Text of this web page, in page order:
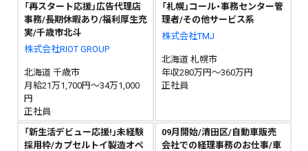
「再スタート応援」広告代理店
事務/長期休暇あり/福利厚生充
実/千歳市北斗
株式会社RIOT GROUP
北海道 千歳市
月給21万1,700円～34万1,000
円
正社員
「札幌」コール・事務センター管
理者/その他サービス系
株式会社TMJ
北海道 札幌市
年収280万円～360万円
正社員
「新生活デビュー応援!」未経験
採用枠/カプセルトイ製造オペ
09月開始/清田区/自動車販売
会社での経理事務のお仕事/車